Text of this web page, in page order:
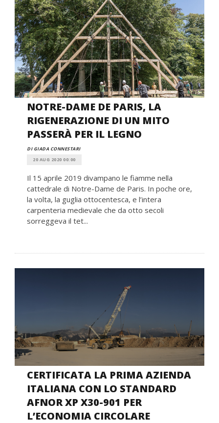
NOTRE-DAME DE PARIS, LA
RIGENERAZIONE DI UN MITO
PASSERÀ PER IL LEGNO
DI GIADA CONNESTARI
20 AUG 2020 00:00
Il 15 aprile 2019 divampano le fiamme nella
cattedrale di Notre-Dame de Paris. In poche ore,
la volta, la guglia ottocentesca, e l’intera
carpenteria medievale che da otto secoli
sorreggeva il tet...
CERTIFICATA LA PRIMA AZIENDA
ITALIANA CON LO STANDARD
AFNOR XP X30-901 PER
L’ECONOMIA CIRCOLARE